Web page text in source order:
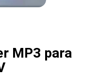
MP3 para